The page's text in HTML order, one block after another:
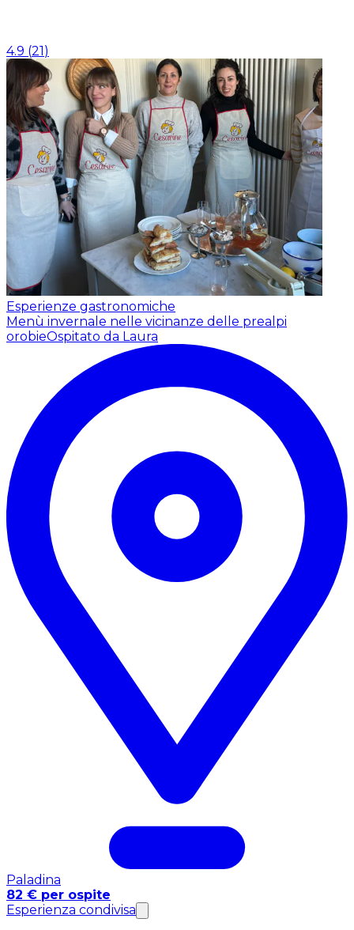
4.9 (21)
Esperienze gastronomiche
Menù invernale nelle vicinanze delle prealpi
orobieOspitato da Laura
Paladina
82 € per ospite
Esperienza condivisa